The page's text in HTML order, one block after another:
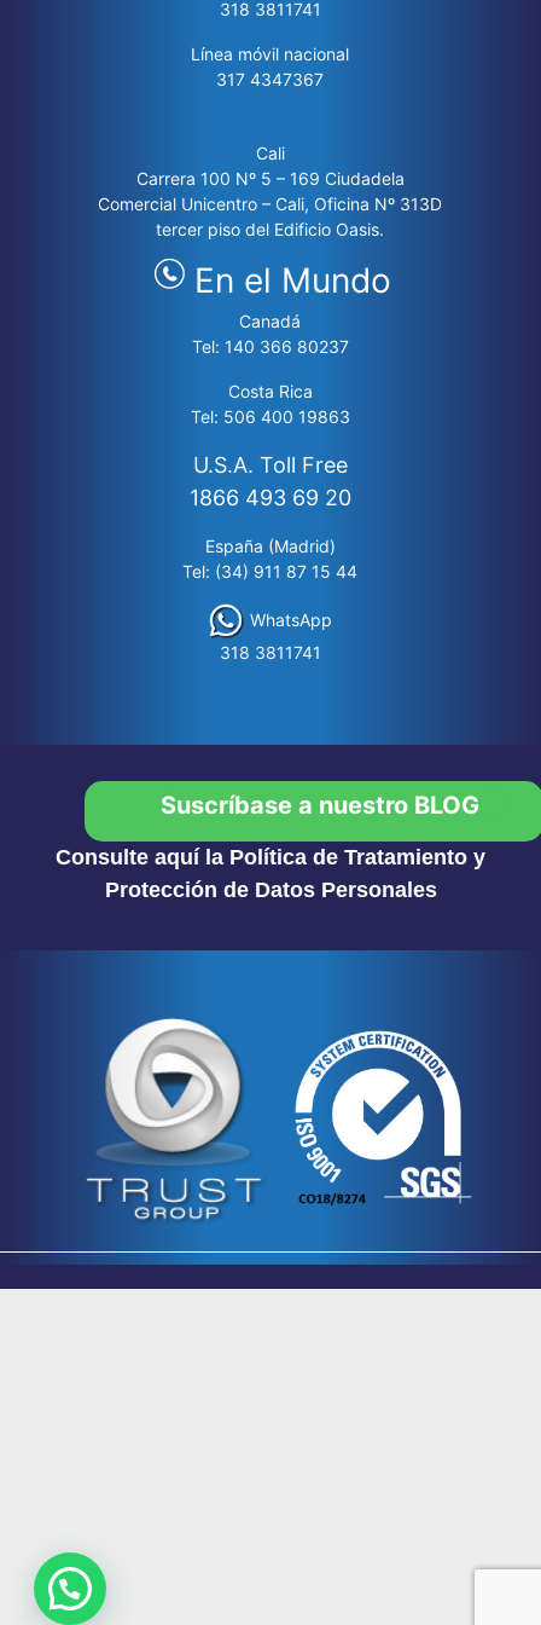
Artículo 7 de esta ley, a partir de la
oficiales y trabajadores que acrediten
varias de las entidades de previsión social
que hagan sus veces, del orden nacional,
departamental, municipal, intendencial,
comisarial o distrital y en el Instituto de
los Seguros Sociales, tendrán derecho a
una pensión de jubilación siempre que
cumplan sesenta (60) años de edad o más
si es varón y cincuenta y cinco (55) años
o más si es mujer.
318 3811741
Línea móvil nacional
317 4347367
Cali
Carrera 100 Nº 5 – 169 Ciudadela
Comercial Unicentro – Cali, Oficina Nº 313D
tercer piso del Edificio Oasis.
En el Mundo
Canadá
Tel: 140 366 80237
Costa Rica
Tel: 506 400 19863
U.S.A. Toll Free
1866 493 69 20
España (Madrid)
Tel: (34) 911 87 15 44
WhatsApp
318 3811741
Suscríbase a nuestro BLOG
Consulte aquí la Política de Tratamiento y
Protección de Datos Personales